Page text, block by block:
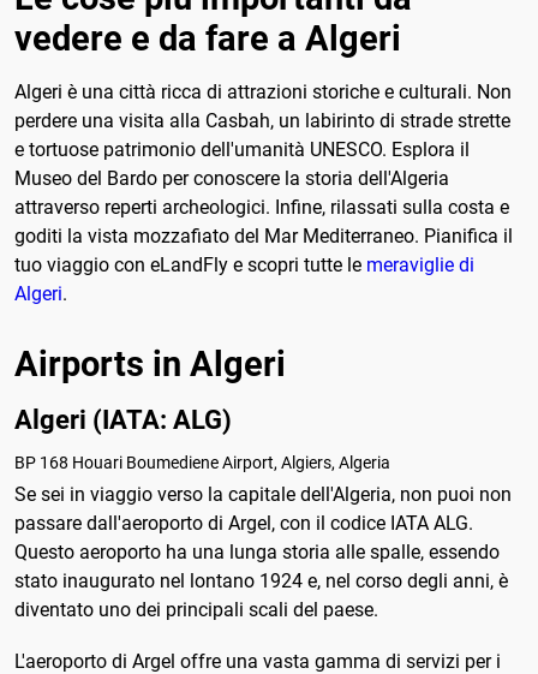
vedere e da fare a Algeri
Algeri è una città ricca di attrazioni storiche e culturali. Non
perdere una visita alla Casbah, un labirinto di strade strette
e tortuose patrimonio dell'umanità UNESCO. Esplora il
Museo del Bardo per conoscere la storia dell'Algeria
attraverso reperti archeologici. Infine, rilassati sulla costa e
goditi la vista mozzafiato del Mar Mediterraneo. Pianifica il
tuo viaggio con eLandFly e scopri tutte le meraviglie di
Algeri.
Airports in Algeri
Algeri (IATA: ALG)
BP 168 Houari Boumediene Airport, Algiers, Algeria
Se sei in viaggio verso la capitale dell'Algeria, non puoi non
passare dall'aeroporto di Argel, con il codice IATA ALG.
Questo aeroporto ha una lunga storia alle spalle, essendo
stato inaugurato nel lontano 1924 e, nel corso degli anni, è
diventato uno dei principali scali del paese.
L'aeroporto di Argel offre una vasta gamma di servizi per i